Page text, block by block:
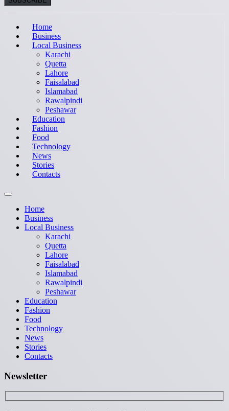
Home
Business
Local Business
Karachi
Quetta
Lahore
Faisalabad
Islamabad
Rawalpindi
Peshawar
Education
Fashion
Food
Technology
News
Stories
Contacts
Home
Business
Local Business
Karachi
Quetta
Lahore
Faisalabad
Islamabad
Rawalpindi
Peshawar
Education
Fashion
Food
Technology
News
Stories
Contacts
Newsletter